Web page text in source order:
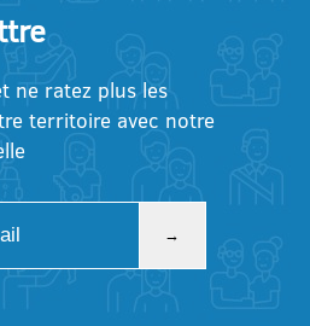
ne ratez plus les
territoire avec notre